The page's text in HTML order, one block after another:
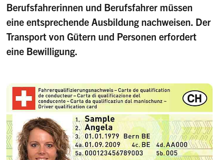
Berufsfahrerinnen und Berufsfahrer müssen
eine entsprechende Ausbildung nachweisen. Der
Transport von Gütern und Personen erfordert
eine Bewilligung.